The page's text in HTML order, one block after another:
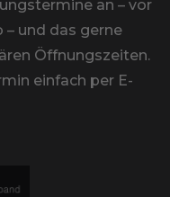
an – vor
und das gerne
Öffnungszeiten.
einfach per E-